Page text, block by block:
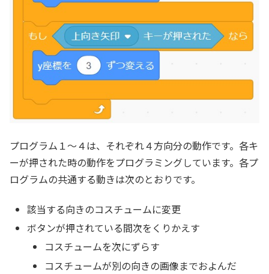
プログラム１～４は、それぞれ４方向分の動作です。各キ
ーが押された時の動作をプログラミングしています。各プ
ログラムの共通する動きは次のとおりです。
該当する向きのコスチュームに変更
ボタンが押されている間次をくりかえす
コスチュームを次にずらす
コスチュームが別の向きの画像までおよんだ